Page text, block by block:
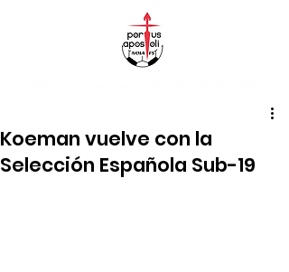
Koeman vuelve con la
Selección Española Sub-19